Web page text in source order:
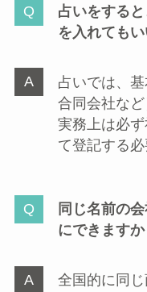
占いをする
を入れても
占いでは、
合同会社など
実務上は必
て登記する必
同じ名前の
にできますか
全国的に同